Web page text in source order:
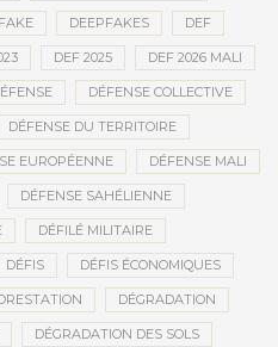
DEEPFAKES DEF
DEF 2025 DEF 2026 MALI
DÉFENSE COLLECTIVE
DÉFENSE DU TERRITOIRE
EUROPÉENNE DÉFENSE MALI
DÉFENSE SAHÉLIENNE
DÉFILÉ MILITAIRE
DÉFIS DÉFIS ÉCONOMIQUES
DÉGRADATION
DÉGRADATION DES SOLS